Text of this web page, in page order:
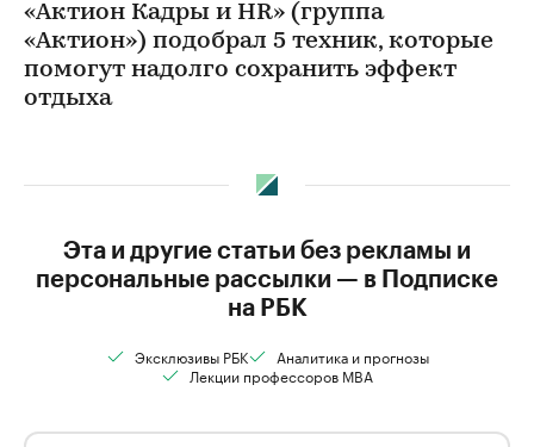
«Актион Кадры и HR» (группа
«Актион») подобрал 5 техник, которые
помогут надолго сохранить эффект
отдыха
Эта и другие статьи без рекламы и
персональные рассылки — в Подписке
на РБК
Эксклюзивы РБК
Аналитика и прогнозы
Лекции профессоров MBA